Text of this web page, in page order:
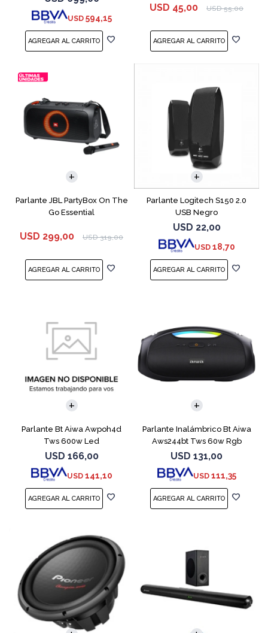
USD 594,15
USD 45,00 USD 55,00
Parlante JBL PartyBox On The
Go Essential
USD 299,00 USD 319,00
Parlante Logitech S150 2.0
USB Negro
USD 22,00
USD 18,70
Parlante Bt Aiwa Awpoh4d
Tws 600w Led
USD 166,00
USD 141,10
Parlante Inalámbrico Bt Aiwa
Aws244bt Tws 60w Rgb
USD 131,00
USD 111,35